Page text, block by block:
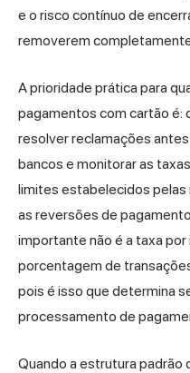
e o risco contínuo de
removerem
A prioridade prática para
pagamentos com cartão
resolver reclamações
bancos e monitorar as
limites estabelecidos pelas
as reversões de
importante não é a taxa por
porcentagem de
pois é isso que determina
processamento de
Quando a estrutura